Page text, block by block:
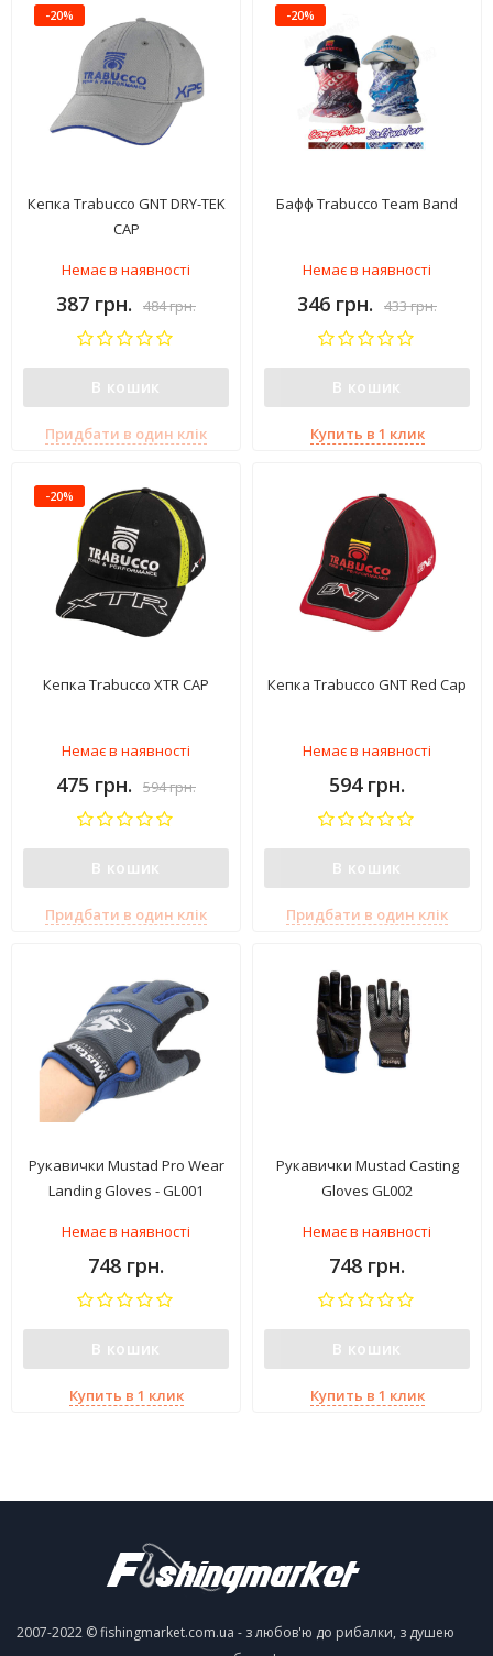
-20%
Кепка Trabucco GNT DRY-TEK
CAP
Немає в наявності
387 грн. 484 грн.
В кошик
Придбати в один клік
-20%
Бафф Trabucco Team Band
Немає в наявності
346 грн. 433 грн.
В кошик
Купить в 1 клик
-20%
Кепка Trabucco XTR CAP
Немає в наявності
475 грн. 594 грн.
В кошик
Придбати в один клік
Кепка Trabucco GNT Red Cap
Немає в наявності
594 грн.
В кошик
Придбати в один клік
Рукавички Mustad Pro Wear
Landing Gloves - GL001
Немає в наявності
748 грн.
В кошик
Купить в 1 клик
Рукавички Mustad Casting
Gloves GL002
Немає в наявності
748 грн.
В кошик
Купить в 1 клик
2007-2022 © fishingmarket.com.ua - з любов'ю до рибалки, з душею